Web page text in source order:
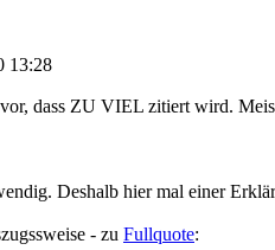
13:28
dass ZU VIEL zitiert wird.
Deshalb hier mal einer
- zu Fullquote: